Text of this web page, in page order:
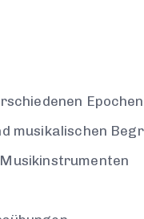
musikalischen